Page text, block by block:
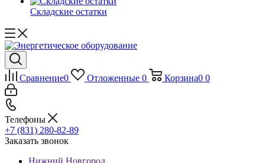
Складские остатки
Сравнение0 Отложенные 0 Корзина0 0
Телефоны
+7 (831) 280-82-89
Заказать звонок
Нижний Новгород